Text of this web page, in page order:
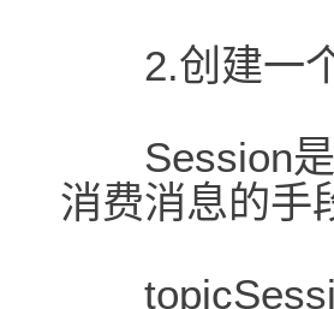
2.创建一个
Session是
消费消息的手